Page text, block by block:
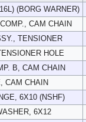
(BORG WARNER)
CAM CHAIN
TENSIONER
HOLE
B, CAM CHAIN
CAM CHAIN
6X10 (NSHF)
6X12